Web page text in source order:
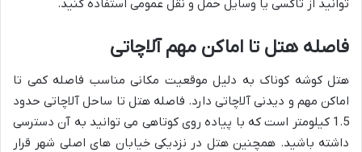
توانید از تاکسی یا وسایل حمل و نقل عمومی استفاده کنید.
فاصله هتل تا اماکن مهم آلاچاتی
هتل کوشه کوناک به دلیل موقعیت مکانی مناسب فاصله کمی تا
اماکن مهم و دیدنی آلاچاتی دارد. فاصله هتل تا ساحل آلاچاتی حدود
1.5 کیلومتر است که با پیاده روی کوتاهی می توانید به آن دسترسی
داشته باشید. همچنین هتل در نزدیکی خیابان های اصلی شهر قرار